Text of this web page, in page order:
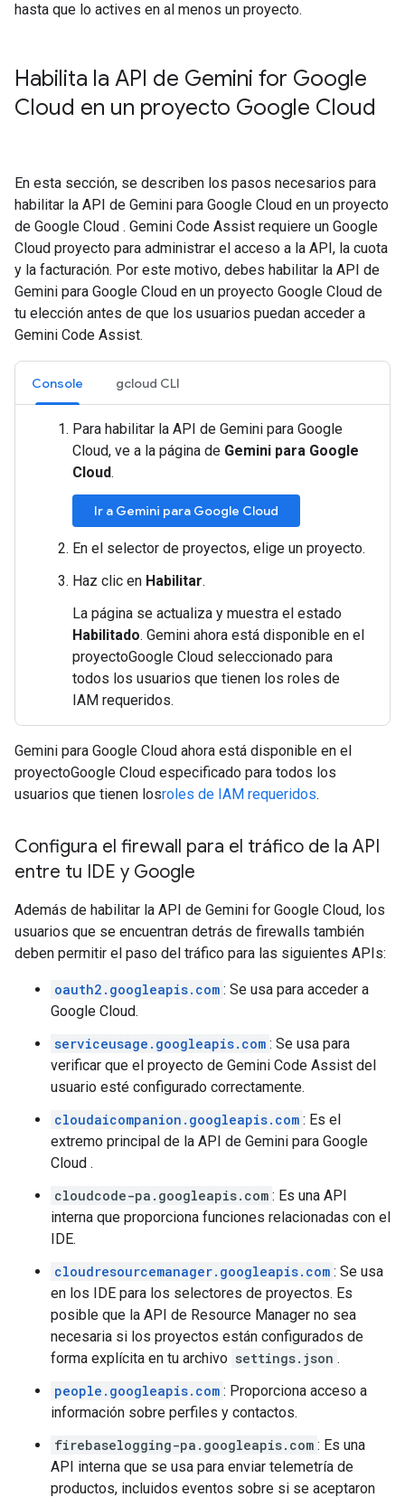
hasta que lo actives en al menos un proyecto.
Habilita la API de Gemini for Google
Cloud en un proyecto Google Cloud
En esta sección, se describen los pasos necesarios para
habilitar la API de Gemini para Google Cloud en un proyecto
de Google Cloud . Gemini Code Assist requiere un Google
Cloud proyecto para administrar el acceso a la API, la cuota
y la facturación. Por este motivo, debes habilitar la API de
Gemini para Google Cloud en un proyecto Google Cloud de
tu elección antes de que los usuarios puedan acceder a
Gemini Code Assist.
Console gcloud CLI
Para habilitar la API de Gemini para Google
Cloud, ve a la página de Gemini para Google
Cloud.
Ir a Gemini para Google Cloud
En el selector de proyectos, elige un proyecto.
Haz clic en Habilitar.
La página se actualiza y muestra el estado
Habilitado. Gemini ahora está disponible en el
proyectoGoogle Cloud seleccionado para
todos los usuarios que tienen los roles de
IAM requeridos.
Gemini para Google Cloud ahora está disponible en el
proyectoGoogle Cloud especificado para todos los
usuarios que tienen losroles de IAM requeridos.
Configura el firewall para el tráfico de la API
entre tu IDE y Google
Además de habilitar la API de Gemini for Google Cloud, los
usuarios que se encuentran detrás de firewalls también
deben permitir el paso del tráfico para las siguientes APIs:
oauth2.googleapis.com : Se usa para acceder a
Google Cloud.
serviceusage.googleapis.com : Se usa para
verificar que el proyecto de Gemini Code Assist del
usuario esté configurado correctamente.
cloudaicompanion.googleapis.com : Es el
extremo principal de la API de Gemini para Google
Cloud .
cloudcode-pa.googleapis.com : Es una API
interna que proporciona funciones relacionadas con el
IDE.
cloudresourcemanager.googleapis.com : Se usa
en los IDE para los selectores de proyectos. Es
posible que la API de Resource Manager no sea
necesaria si los proyectos están configurados de
forma explícita en tu archivo settings.json .
people.googleapis.com : Proporciona acceso a
información sobre perfiles y contactos.
firebaselogging-pa.googleapis.com : Es una
API interna que se usa para enviar telemetría de
productos, incluidos eventos sobre si se aceptaron